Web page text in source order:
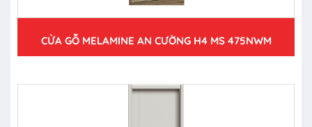
CỬA GỖ MELAMINE AN CƯỜNG H4 MS 475NWM